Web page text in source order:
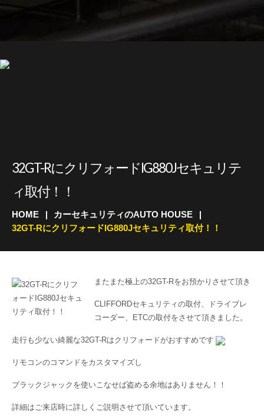
32GT-RにクリフォードIG880Jセキュリテ
ィ取付！！
HOME
カーセキュリティのAUTO HOUSE
32GT-RにクリフォードIG880Jセキュリティ取付！！
またまた極上の32GT-Rをお預かりさせて頂き
CLIFFORDセキュリティの取付、ドライブレ
コーダー、ETCの取付をさせて頂きました。
走行も少ない綺麗な32GT-Rはクリフォードがおすすめです
リモコンのコマンドをカスタマイズし
ブラックジャックを使いこなせば盗める余地はありません！！
詳細はご来店時に詳しくご説明させて頂いています。